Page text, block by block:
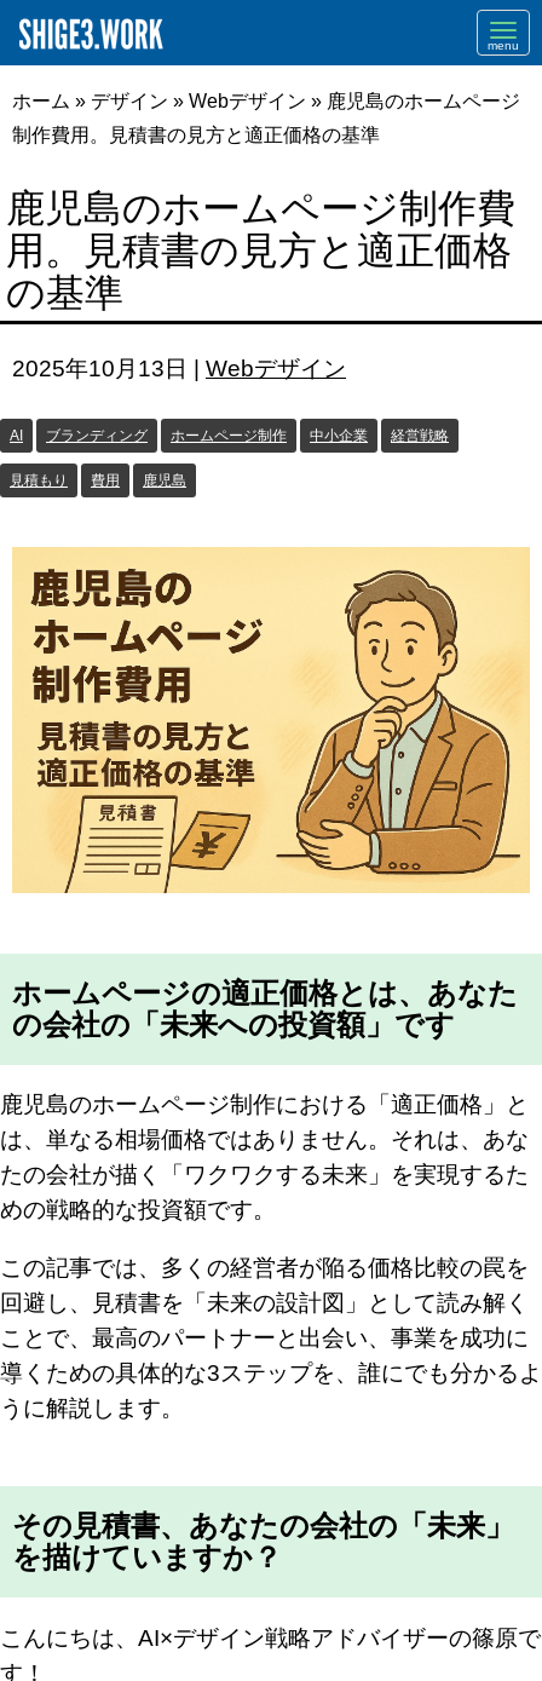
ホーム » デザイン » Webデザイン » 鹿児島のホームページ
制作費用。見積書の見方と適正価格の基準
鹿児島のホームページ制作費
用。見積書の見方と適正価格
の基準
2025年10月13日 Webデザイン
AI ブランディング ホームページ制作 中小企業 経営戦略
見積もり 費用 鹿児島
ホームページの適正価格とは、あなた
の会社の「未来への投資額」です
鹿児島のホームページ制作における「適正価格」と
は、単なる相場価格ではありません。それは、あな
たの会社が描く「ワクワクする未来」を実現するた
めの戦略的な投資額です。
この記事では、多くの経営者が陥る価格比較の罠を
回避し、見積書を「未来の設計図」として読み解く
ことで、最高のパートナーと出会い、事業を成功に
導くための具体的な3ステップを、誰にでも分かるよ
うに解説します。
その見積書、あなたの会社の「未来」
を描けていますか？
こんにちは、AI×デザイン戦略アドバイザーの篠原で
す！